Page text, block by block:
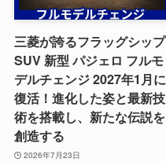
三菱が誇るフラッグシップ
SUV 新型 パジェロ フルモ
デルチェンジ 2027年1月に
復活！進化した姿と最新技
術を搭載し、新たな伝説を
創造する
2026年7月23日